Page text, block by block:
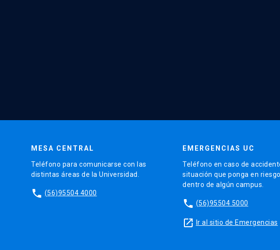
MESA CENTRAL
Teléfono para comunicarse con las
distintas áreas de la Universidad.
phone (56)95504 4000
EMERGENCIAS UC
Teléfono en caso de
situación que ponga en
dentro de algún campus.
phone (56)95504 5000
launch Ir al sitio de Emergencias